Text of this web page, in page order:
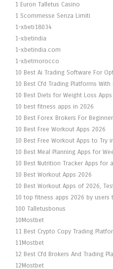
1 Euron Talletus Casino
1 Scommesse Senza Limiti
1-xbeti18034
1-xbetindia
1-xbetindia.com
1-xbetmorocco
10 Best Ai Trading Software For
10 Best Cfd Trading Platforms
10 Best Diets for Weight Loss
10 best fitness apps in 2026
10 Best Forex Brokers For
10 Best Free Workout Apps 2026
10 Best Free Workout Apps to Try
10 Best Meal Planning Apps for
10 Best Nutrition Tracker Apps for
10 Best Workout Apps 2026
10 Best Workout Apps of 2026,
10 top fitness apps 2026 by users
100 Talletusbonus
10Mostbet
11 Best Crypto Copy Trading
11Mostbet
12 Best Cfd Brokers And Trading
12Mostbet